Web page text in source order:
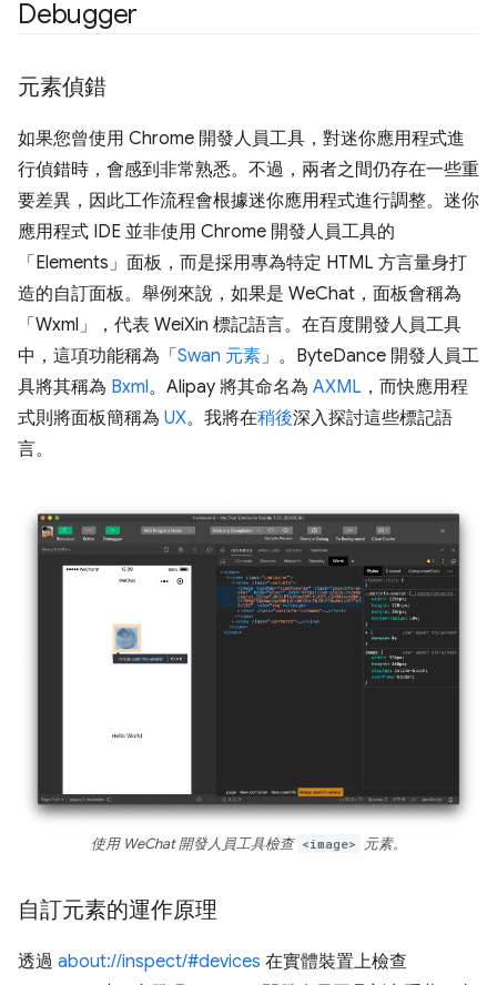
Debugger
元素偵錯
如果您曾使用 Chrome 開發人員工具，對迷你應用程式進
行偵錯時，會感到非常熟悉。不過，兩者之間仍存在一些重
要差異，因此工作流程會根據迷你應用程式進行調整。迷你
應用程式 IDE 並非使用 Chrome 開發人員工具的
「Elements」 面板，而是採用專為特定 HTML 方言量身打
造的自訂面板。舉例來說，如果是 WeChat，面板會稱為
「Wxml」
，代表 WeiXin 標記語言。在百度開發人員工具
中，這項功能稱為「 Swan 元素」。ByteDance 開發人員工
具將其稱為 Bxml。Alipay 將其命名為 AXML ，而快應用程
式則將面板簡稱為 UX。我將在稍後深入探討這些標記語
言。
使用 WeChat 開發人員工具檢查 <image> 元素。
自訂元素的運作原理
透過 about://inspect/#devices 在實體裝置上檢查